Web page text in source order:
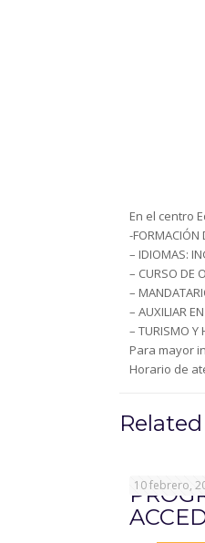
En el centro
-FORMACIÓN
– IDIOMAS:
– CURSO DE
–
– AUXILIAR
– TURISMO Y
Para mayor
Horario de
10 febrero,